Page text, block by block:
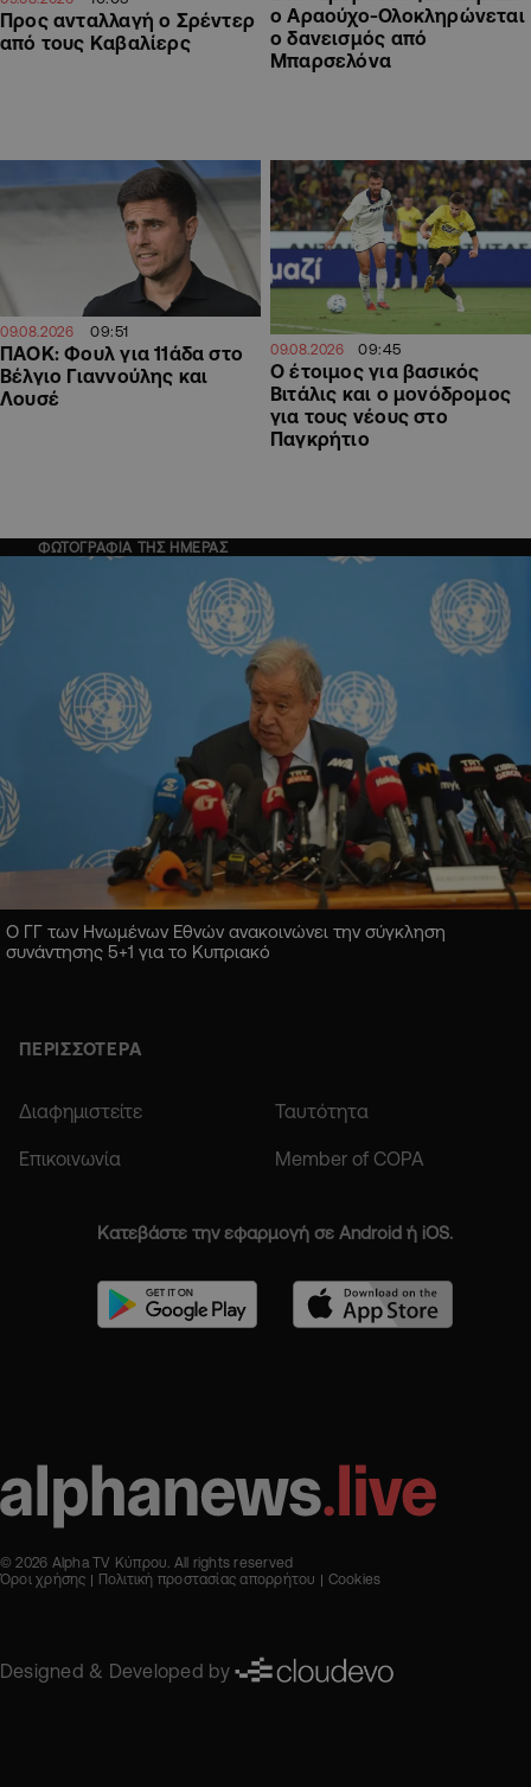
Προς ανταλλαγή ο Σρέντερ
από τους Καβαλίερς
ο Αραούχο-Ολοκληρώνεται
ο δανεισμός από
Μπαρσελόνα
09.08.2026 09:51
ΠΑΟΚ: Φουλ για 11άδα στο
Βέλγιο Γιαννούλης και
Λουσέ
09.08.2026 09:45
Ο έτοιμος για βασικός
Βιτάλις και ο μονόδρομος
για τους νέους στο
Παγκρήτιο
ΦΩΤΟΓΡΑΦΙΑ ΤΗΣ ΗΜΕΡΑΣ
Ο ΓΓ των Ηνωμένων Εθνών ανακοινώνει την σύγκληση
συνάντησης 5+1 για το Κυπριακό
ΠΕΡΙΣΣΟΤΕΡΑ
Διαφημιστείτε Ταυτότητα
Επικοινωνία Member of COPA
Κατεβάστε την εφαρμογή σε Android ή iOS.
© 2026 Alpha TV Κύπρου. All rights reserved
Όροι χρήσης
Πολιτική προστασίας απορρήτου Cookies
Designed & Developed by